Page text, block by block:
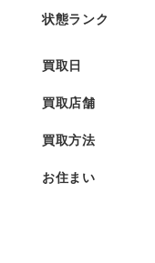
状態ランク
買取日
買取店舗
買取方法
お住まい